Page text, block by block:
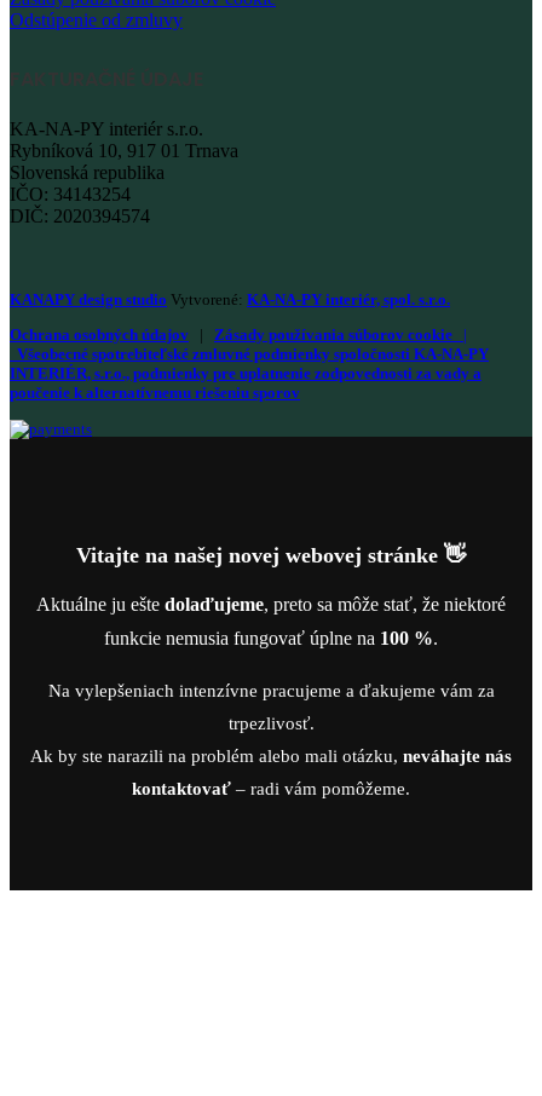
Odstúpenie od zmluvy
FAKTURAČNÉ ÚDAJE
KA-NA-PY interiér s.r.o.
Rybníková 10, 917 01 Trnava
Slovenská republika
IČO: 34143254
DIČ: 2020394574
KANAPY design studio Vytvorené: KA-NA-PY interiér, spol. s.r.o.
Ochrana osobných údajov | Zásady používania súborov cookie |
Všeobecné spotrebiteľské zmluvné podmienky spoločnosti KA-NA-PY
INTERIÉR, s.r.o., podmienky pre uplatnenie zodpovednosti za vady a
poučenie k alternatívnemu riešeniu sporov
Vitajte na našej novej webovej stránke 👋
Aktuálne ju ešte dolaďujeme, preto sa môže stať, že niektoré
funkcie nemusia fungovať úplne na 100 %.
Na vylepšeniach intenzívne pracujeme a ďakujeme vám za
trpezlivosť.
Ak by ste narazili na problém alebo mali otázku, neváhajte nás
kontaktovať – radi vám pomôžeme.